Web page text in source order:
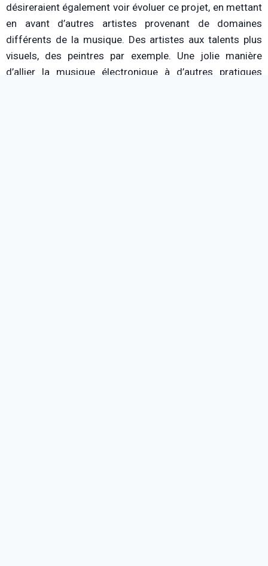
désireraient également voir évoluer ce projet, en mettant
en avant d’autres artistes provenant de domaines
différents de la musique. Des artistes aux talents plus
visuels, des peintres par exemple. Une jolie manière
d’allier la musique électronique à d’autres pratiques